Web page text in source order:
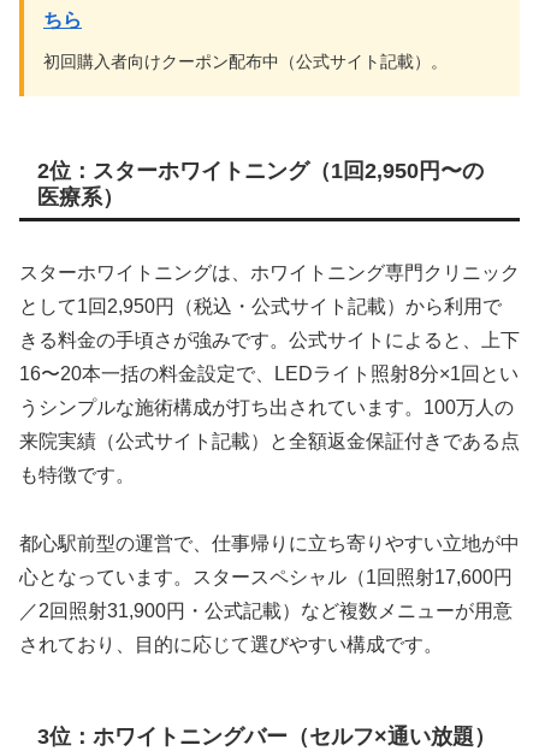
ちら
初回購入者向けクーポン配布中（公式サイト記載）。
2位：スターホワイトニング（1回2,950円〜の
医療系）
スターホワイトニングは、ホワイトニング専門クリニック
として1回2,950円（税込・公式サイト記載）から利用で
きる料金の手頃さが強みです。公式サイトによると、上下
16〜20本一括の料金設定で、LEDライト照射8分×1回とい
うシンプルな施術構成が打ち出されています。100万人の
来院実績（公式サイト記載）と全額返金保証付きである点
も特徴です。
都心駅前型の運営で、仕事帰りに立ち寄りやすい立地が中
心となっています。スタースペシャル（1回照射17,600円
／2回照射31,900円・公式記載）など複数メニューが用意
されており、目的に応じて選びやすい構成です。
3位：ホワイトニングバー（セルフ×通い放題）